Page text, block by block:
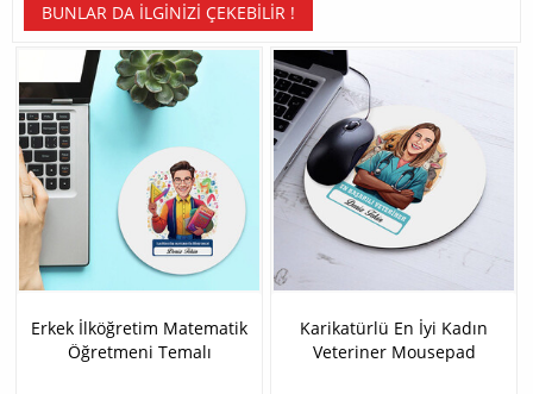
BUNLAR DA İLGINIZI ÇEKEBILIR !
Erkek İlköğretim Matematik
Öğretmeni Temalı
Karikatürlü En İyi Kadın
Veteriner Mousepad